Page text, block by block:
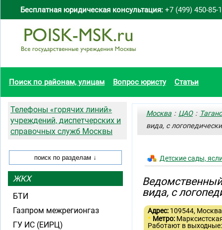
Бесплатная юридическая консультация: +7 (499) 450-85-
Поиск по районам, улицам Вопрос юристу Статьи
Москва : ЦАО:
вида, с
Детские сады,
вида, с
Адрес: 109544,
• Метро:
Работают в
Телефоны «горячих линий»
учреждений, диспетчерских и
справочных служб Москвы
ЖКХ
БТИ
Газпром межрегионгаз
ГУ ИС (ЕИРЦ)